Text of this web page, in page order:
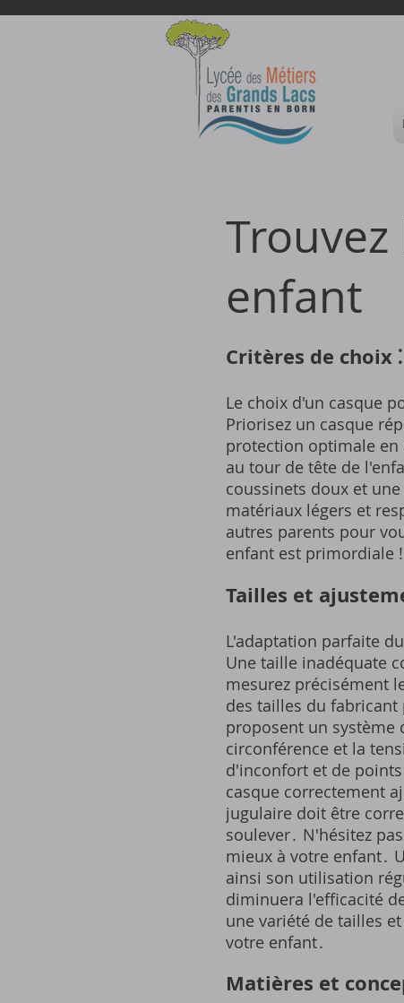
enfant
Critères de choix
Le choix d'un casque
Priorisez un casque
protection optimale en
au tour de tête de
coussinets doux et
matériaux légers et
autres parents pour
enfant est primordiale !
Tailles et
L'adaptation parfaite
Une taille inadéquate
mesurez précisément
des tailles du
proposent un système
circonférence et la
d'inconfort et de
casque correctement
jugulaire doit être
soulever․ N'hésitez
mieux à votre enfant․
ainsi son utilisation
diminuera l'efficacité
une variété de tailles
votre enfant․
Matières et